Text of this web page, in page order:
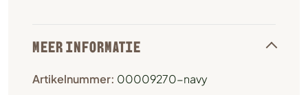
MEER INFORMATIE
Artikelnummer: 00009270-navy